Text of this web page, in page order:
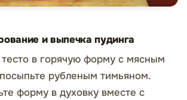
и выпечка пудинга
тесто в горячую форму с мясным
рубленым тимьяном.
форму в духовку вместе с